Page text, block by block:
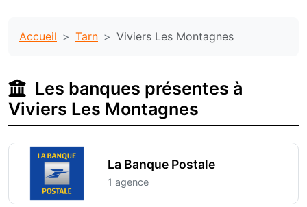
Accueil Tarn Viviers Les Montagnes
Les banques présentes à
Viviers Les Montagnes
La Banque Postale
1 agence